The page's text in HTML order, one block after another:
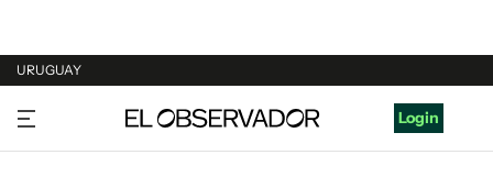
URUGUAY
URUGUAY
ARGENTINA
Login